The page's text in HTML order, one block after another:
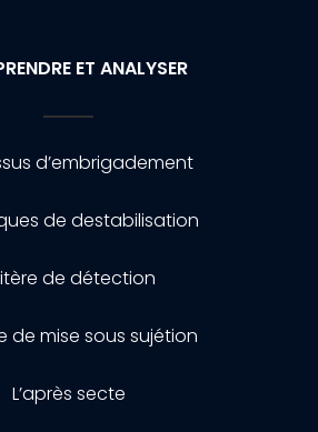
ET ANALYSER
d’embrigadement
de destabilisation
de détection
de mise sous sujétion
L’après secte